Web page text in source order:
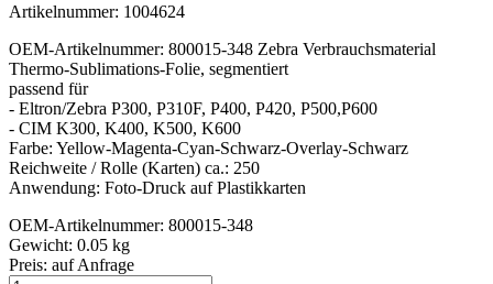
Artikelnummer: 1004624
OEM-Artikelnummer: 800015-348 Zebra Verbrauchsmaterial
Thermo-Sublimations-Folie, segmentiert
passend für
- Eltron/Zebra P300, P310F, P400, P420, P500,P600
- CIM K300, K400, K500, K600
Farbe: Yellow-Magenta-Cyan-Schwarz-Overlay-Schwarz
Reichweite / Rolle (Karten) ca.: 250
Anwendung: Foto-Druck auf Plastikkarten
OEM-Artikelnummer: 800015-348
Gewicht: 0.05 kg
Preis: auf Anfrage